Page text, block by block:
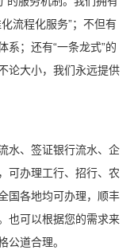
流程化服务”；不但有
系；还有“一条龙式”的
论大小，我们永远提供
水、签证银行流水、企
可办理工行、招行、农
国各地均可办理，顺丰
也可以根据您的需求来
公道合理。